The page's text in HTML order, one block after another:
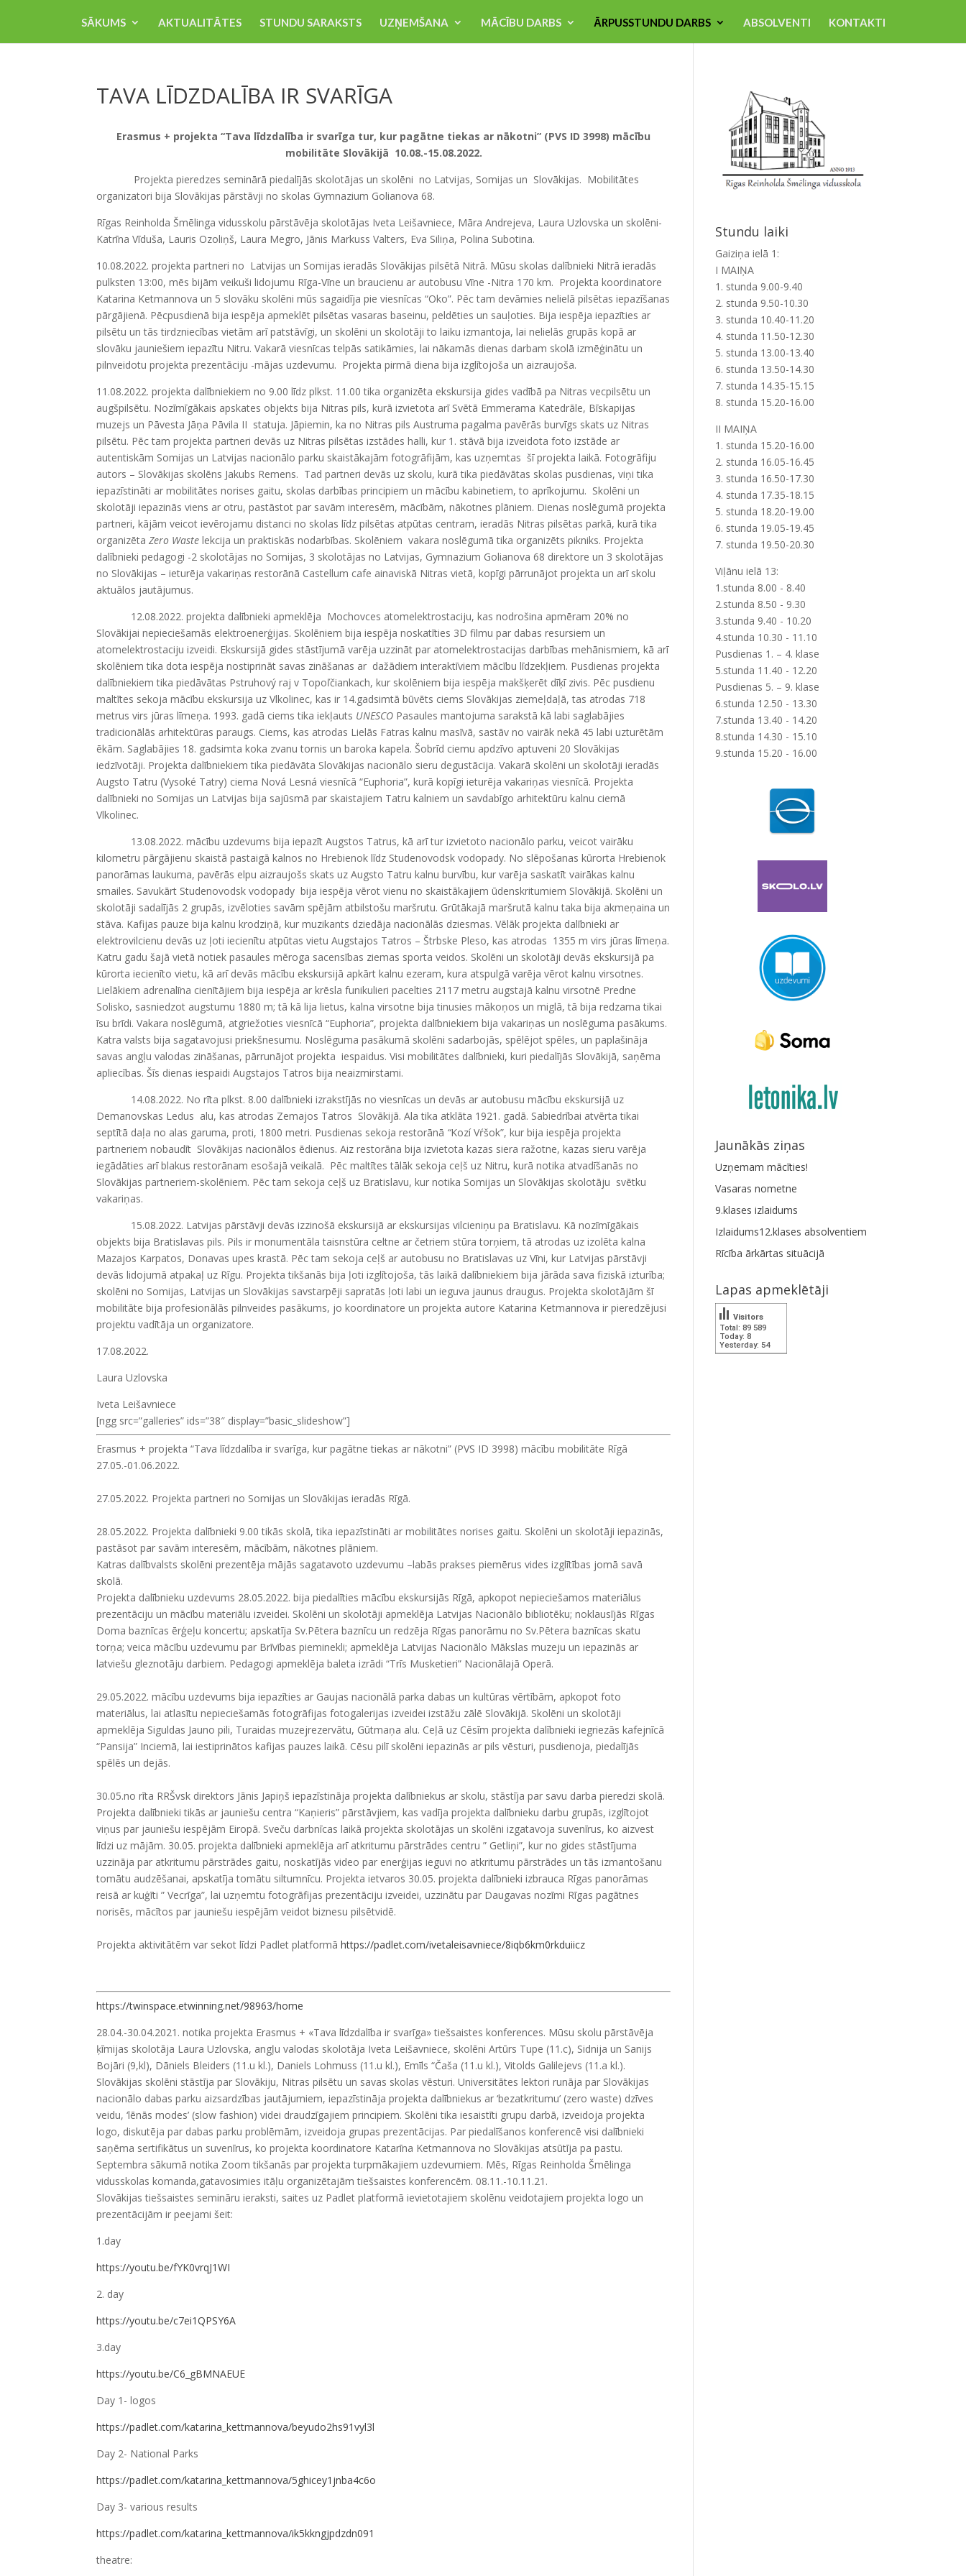
SĀKUMS AKTUALITĀTES STUNDU SARAKSTS UZŅEMŠANA MĀCĪBU DARBS ĀRPUSSTUNDU DARBS ABSOLVENTI KONTAKTI
TAVA LĪDZDALĪBA IR SVARĪGA
Erasmus + projekta “Tava līdzdalība ir svarīga tur, kur pagātne tiekas ar nākotni” (PVS ID 3998) mācību
mobilitāte Slovākijā 10.08.-15.08.2022.
Projekta pieredzes seminārā piedalījās skolotājas un skolēni no Latvijas, Somijas un Slovākijas. Mobilitātes
organizatori bija Slovākijas pārstāvji no skolas Gymnazium Golianova 68.
Rīgas Reinholda Šmēlinga vidusskolu pārstāvēja skolotājas Iveta Leišavniece, Māra Andrejeva, Laura Uzlovska un skolēni-
Katrīna Vīduša, Lauris Ozoliņš, Laura Megro, Jānis Markuss Valters, Eva Siliņa, Polina Subotina.
10.08.2022. projekta partneri no Latvijas un Somijas ieradās Slovākijas pilsētā Nitrā. Mūsu skolas dalībnieki Nitrā ieradās
pulksten 13:00, mēs bijām veikuši lidojumu Rīga-Vīne un braucienu ar autobusu Vīne -Nitra 170 km. Projekta koordinatore
Katarina Ketmannova un 5 slovāku skolēni mūs sagaidīja pie viesnīcas “Oko”. Pēc tam devāmies nelielā pilsētas iepazīšanas
pārgājienā. Pēcpusdienā bija iespēja apmeklēt pilsētas vasaras baseinu, peldēties un sauļoties. Bija iespēja iepazīties ar
pilsētu un tās tirdzniecības vietām arī patstāvīgi, un skolēni un skolotāji to laiku izmantoja, lai nelielās grupās kopā ar
slovāku jauniešiem iepazītu Nitru. Vakarā viesnīcas telpās satikāmies, lai nākamās dienas darbam skolā izmēģinātu un
pilnveidotu projekta prezentāciju -mājas uzdevumu. Projekta pirmā diena bija izglītojoša un aizraujoša.
11.08.2022. projekta dalībniekiem no 9.00 līdz plkst. 11.00 tika organizēta ekskursija gides vadībā pa Nitras vecpilsētu un
augšpilsētu. Nozīmīgākais apskates objekts bija Nitras pils, kurā izvietota arī Svētā Emmerama Katedrāle, Bīskapijas
muzejs un Pāvesta Jāņa Pāvila II statuja. Jāpiemin, ka no Nitras pils Austruma pagalma pavērās burvīgs skats uz Nitras
pilsētu. Pēc tam projekta partneri devās uz Nitras pilsētas izstādes halli, kur 1. stāvā bija izveidota foto izstāde ar
autentiskām Somijas un Latvijas nacionālo parku skaistākajām fotogrāfijām, kas uzņemtas šī projekta laikā. Fotogrāfiju
autors – Slovākijas skolēns Jakubs Remens. Tad partneri devās uz skolu, kurā tika piedāvātas skolas pusdienas, viņi tika
iepazīstināti ar mobilitātes norises gaitu, skolas darbības principiem un mācību kabinetiem, to aprīkojumu. Skolēni un
skolotāji iepazinās viens ar otru, pastāstot par savām interesēm, mācībām, nākotnes plāniem. Dienas noslēgumā projekta
partneri, kājām veicot ievērojamu distanci no skolas līdz pilsētas atpūtas centram, ieradās Nitras pilsētas parkā, kurā tika
organizētaZero Waste lekcija un praktiskās nodarbības. Skolēniem vakara noslēgumā tika organizēts pikniks. Projekta
dalībnieki pedagogi -2 skolotājas no Somijas, 3 skolotājas no Latvijas, Gymnazium Golianova 68 direktore un 3 skolotājas
no Slovākijas – ieturēja vakariņas restorānā Castellum cafe ainaviskā Nitras vietā, kopīgi pārrunājot projekta un arī skolu
aktuālos jautājumus.
12.08.2022. projekta dalībnieki apmeklēja Mochovces atomelektrostaciju, kas nodrošina apmēram 20% no
Slovākijai nepieciešamās elektroenerģijas. Skolēniem bija iespēja noskatīties 3D filmu par dabas resursiem un
atomelektrostaciju izveidi. Ekskursijā gides stāstījumā varēja uzzināt par atomelektrostacijas darbības mehānismiem, kā arī
skolēniem tika dota iespēja nostiprināt savas zināšanas ar dažādiem interaktīviem mācību līdzekļiem. Pusdienas projekta
dalībniekiem tika piedāvātas Pstruhový raj v Topoľčiankach, kur skolēniem bija iespēja makšķerēt dīķī zivis. Pēc pusdienu
maltītes sekoja mācību ekskursija uz Vlkolinec, kas ir 14.gadsimtā būvēts ciems Slovākijas ziemeļdaļā, tas atrodas 718
metrus virs jūras līmeņa. 1993. gadā ciems tika iekļauts UNESCO Pasaules mantojuma sarakstā kā labi saglabājies
tradicionālās arhitektūras paraugs. Ciems, kas atrodas Lielās Fatras kalnu masīvā, sastāv no vairāk nekā 45 labi uzturētām
ēkām. Saglabājies 18. gadsimta koka zvanu tornis un baroka kapela. Šobrīd ciemu apdzīvo aptuveni 20 Slovākijas
iedzīvotāji. Projekta dalībniekiem tika piedāvāta Slovākijas nacionālo sieru degustācija. Vakarā skolēni un skolotāji ieradās
Augsto Tatru (Vysoké Tatry) ciema Nová Lesná viesnīcā “Euphoria”, kurā kopīgi ieturēja vakariņas viesnīcā. Projekta
dalībnieki no Somijas un Latvijas bija sajūsmā par skaistajiem Tatru kalniem un savdabīgo arhitektūru kalnu ciemā
Vlkolinec.
13.08.2022. mācību uzdevums bija iepazīt Augstos Tatrus, kā arī tur izvietoto nacionālo parku, veicot vairāku
kilometru pārgājienu skaistā pastaigā kalnos no Hrebienok līdz Studenovodsk vodopady. No slēpošanas kūrorta Hrebienok
panorāmas laukuma, pavērās elpu aizraujošs skats uz Augsto Tatru kalnu burvību, kur varēja saskatīt vairākas kalnu
smailes. Savukārt Studenovodsk vodopady bija iespēja vērot vienu no skaistākajiem ūdenskritumiem Slovākijā. Skolēni un
skolotāji sadalījās 2 grupās, izvēloties savām spējām atbilstošu maršrutu. Grūtākajā maršrutā kalnu taka bija akmeņaina un
stāva. Kafijas pauze bija kalnu krodziņā, kur muzikants dziedāja nacionālās dziesmas. Vēlāk projekta dalībnieki ar
elektrovilcienu devās uz ļoti iecienītu atpūtas vietu Augstajos Tatros – Štrbske Pleso, kas atrodas 1355 m virs jūras līmeņa.
Katru gadu šajā vietā notiek pasaules mēroga sacensības ziemas sporta veidos. Skolēni un skolotāji devās ekskursijā pa
kūrorta iecienīto vietu, kā arī devās mācību ekskursijā apkārt kalnu ezeram, kura atspulgā varēja vērot kalnu virsotnes.
Lielākiem adrenalīna cienītājiem bija iespēja ar krēsla funikulieri pacelties 2117 metru augstajā kalnu virsotnē Predne
Solisko, sasniedzot augstumu 1880 m; tā kā lija lietus, kalna virsotne bija tinusies mākoņos un miglā, tā bija redzama tikai
īsu brīdi. Vakara noslēgumā, atgriežoties viesnīcā “Euphoria”, projekta dalībniekiem bija vakariņas un noslēguma pasākums.
Katra valsts bija sagatavojusi priekšnesumu. Noslēguma pasākumā skolēni sadarbojās, spēlējot spēles, un paplašināja
savas angļu valodas zināšanas, pārrunājot projekta iespaidus. Visi mobilitātes dalībnieki, kuri piedalījās Slovākijā, saņēma
apliecības. Šīs dienas iespaidi Augstajos Tatros bija neaizmirstami.
14.08.2022. No rīta plkst. 8.00 dalībnieki izrakstījās no viesnīcas un devās ar autobusu mācību ekskursijā uz
Demanovskas Ledus alu, kas atrodas Zemajos Tatros Slovākijā. Ala tika atklāta 1921. gadā. Sabiedrībai atvērta tikai
septītā daļa no alas garuma, proti, 1800 metri. Pusdienas sekoja restorānā “Kozí Vŕšok”, kur bija iespēja projekta
partneriem nobaudīt Slovākijas nacionālos ēdienus. Aiz restorāna bija izvietota kazas siera ražotne, kazas sieru varēja
iegādāties arī blakus restorānam esošajā veikalā. Pēc maltītes tālāk sekoja ceļš uz Nitru, kurā notika atvadīšanās no
Slovākijas partneriem-skolēniem. Pēc tam sekoja ceļš uz Bratislavu, kur notika Somijas un Slovākijas skolotāju svētku
vakariņas.
15.08.2022. Latvijas pārstāvji devās izzinošā ekskursijā ar ekskursijas vilcieniņu pa Bratislavu. Kā nozīmīgākais
objekts bija Bratislavas pils. Pils ir monumentāla taisnstūra celtne ar četriem stūra torņiem, tā atrodas uz izolēta kalna
Mazajos Karpatos, Donavas upes krastā. Pēc tam sekoja ceļš ar autobusu no Bratislavas uz Vīni, kur Latvijas pārstāvji
devās lidojumā atpakaļ uz Rīgu. Projekta tikšanās bija ļoti izglītojoša, tās laikā dalībniekiem bija jārāda sava fiziskā izturība;
skolēni no Somijas, Latvijas un Slovākijas savstarpēji sapratās ļoti labi un ieguva jaunus draugus. Projekta skolotājām šī
mobilitāte bija profesionālās pilnveides pasākums, jo koordinatore un projekta autore Katarina Ketmannova ir pieredzējusi
projektu vadītāja un organizatore.
17.08.2022.
Laura Uzlovska
Iveta Leišavniece
[ngg src=”galleries” ids=”38″ display=”basic_slideshow”]
Erasmus + projekta “Tava līdzdalība ir svarīga, kur pagātne tiekas ar nākotni” (PVS ID 3998) mācību mobilitāte Rīgā
27.05.-01.06.2022.
27.05.2022. Projekta partneri no Somijas un Slovākijas ieradās Rīgā.
28.05.2022. Projekta dalībnieki 9.00 tikās skolā, tika iepazīstināti ar mobilitātes norises gaitu. Skolēni un skolotāji iepazinās,
pastāsot par savām interesēm, mācībām, nākotnes plāniem.
Katras dalībvalsts skolēni prezentēja mājās sagatavoto uzdevumu –labās prakses piemērus vides izglītības jomā savā
skolā.
Projekta dalībnieku uzdevums 28.05.2022. bija piedalīties mācību ekskursijās Rīgā, apkopot nepieciešamos materiālus
prezentāciju un mācību materiālu izveidei. Skolēni un skolotāji apmeklēja Latvijas Nacionālo bibliotēku; noklausījās Rīgas
Doma baznīcas ērģeļu koncertu; apskatīja Sv.Pētera baznīcu un redzēja Rīgas panorāmu no Sv.Pētera baznīcas skatu
torņa; veica mācību uzdevumu par Brīvības pieminekli; apmeklēja Latvijas Nacionālo Mākslas muzeju un iepazinās ar
latviešu gleznotāju darbiem. Pedagogi apmeklēja baleta izrādi “Trīs Musketieri” Nacionālajā Operā.
29.05.2022. mācību uzdevums bija iepazīties ar Gaujas nacionālā parka dabas un kultūras vērtībām, apkopot foto
materiālus, lai atlasītu nepieciešamās fotogrāfijas fotogalerijas izveidei izstāžu zālē Slovākijā. Skolēni un skolotāji
apmeklēja Siguldas Jauno pili, Turaidas muzejrezervātu, Gūtmaņa alu. Ceļā uz Cēsīm projekta dalībnieki iegriezās kafejnīcā
“Pansija” Inciemā, lai iestiprinātos kafijas pauzes laikā. Cēsu pilī skolēni iepazinās ar pils vēsturi, pusdienoja, piedalījās
spēlēs un dejās.
30.05.no rīta RRŠvsk direktors Jānis Japiņš iepazīstināja projekta dalībniekus ar skolu, stāstīja par savu darba pieredzi skolā.
Projekta dalībnieki tikās ar jauniešu centra “Kaņieris” pārstāvjiem, kas vadīja projekta dalībnieku darbu grupās, izglītojot
viņus par jauniešu iespējām Eiropā. Sveču darbnīcas laikā projekta skolotājas un skolēni izgatavoja suvenīrus, ko aizvest
līdzi uz mājām. 30.05. projekta dalībnieki apmeklēja arī atkritumu pārstrādes centru ” Getliņi”, kur no gides stāstījuma
uzzināja par atkritumu pārstrādes gaitu, noskatījās video par enerģijas ieguvi no atkritumu pārstrādes un tās izmantošanu
tomātu audzēšanai, apskatīja tomātu siltumnīcu. Projekta ietvaros 30.05. projekta dalībnieki izbrauca Rīgas panorāmas
reisā ar kuģīti ” Vecrīga”, lai uzņemtu fotogrāfijas prezentāciju izveidei, uzzinātu par Daugavas nozīmi Rīgas pagātnes
norisēs, mācītos par jauniešu iespējām veidot biznesu pilsētvidē.
Projekta aktivitātēm var sekot līdzi Padlet platformāhttps://padlet.com/ivetaleisavniece/8iqb6km0rkduiicz
https://twinspace.etwinning.net/98963/home
28.04.-30.04.2021. notika projekta Erasmus + «Tava līdzdalība ir svarīga» tiešsaistes konferences. Mūsu skolu pārstāvēja
ķīmijas skolotāja Laura Uzlovska, angļu valodas skolotāja Iveta Leišavniece, skolēni Artūrs Tupe (11.c), Sidnija un Sanijs
Bojāri (9,kl), Dāniels Bleiders (11.u kl.), Daniels Lohmuss (11.u kl.), Emīls “Čaša (11.u kl.), Vitolds Galilejevs (11.a kl.).
Slovākijas skolēni stāstīja par Slovākiju, Nitras pilsētu un savas skolas vēsturi. Universitātes lektori runāja par Slovākijas
nacionālo dabas parku aizsardzības jautājumiem, iepazīstināja projekta dalībniekus ar ‘bezatkritumu’ (zero waste) dzīves
veidu, ‘lēnās modes’ (slow fashion) videi draudzīgajiem principiem. Skolēni tika iesaistīti grupu darbā, izveidoja projekta
logo, diskutēja par dabas parku problēmām, izveidoja grupas prezentācijas. Par piedalīšanos konferencē visi dalībnieki
saņēma sertifikātus un suvenīrus, ko projekta koordinatore Katarīna Ketmannova no Slovākijas atsūtīja pa pastu.
Septembra sākumā notika Zoom tikšanās par projekta turpmākajiem uzdevumiem. Mēs, Rīgas Reinholda Šmēlinga
vidusskolas komanda,gatavosimies itāļu organizētajām tiešsaistes konferencēm. 08.11.-10.11.21.
Slovākijas tiešsaistes semināru ieraksti, saites uz Padlet platformā ievietotajiem skolēnu veidotajiem projekta logo un
prezentācijām ir peejami šeit:
1.day
https://youtu.be/fYK0vrqJ1WI
2. day
https://youtu.be/c7ei1QPSY6A
3.day
https://youtu.be/C6_gBMNAEUE
Day 1- logos
https://padlet.com/katarina_kettmannova/beyudo2hs91vyl3l
Day 2- National Parks
https://padlet.com/katarina_kettmannova/5ghicey1jnba4c6o
Day 3- various results
https://padlet.com/katarina_kettmannova/ik5kkngjpdzdn091
theatre:
Stundu laiki
Gaiziņa ielā 1:
I MAIŅA
1. stunda 9.00-9.40
2. stunda 9.50-10.30
3. stunda 10.40-11.20
4. stunda 11.50-12.30
5. stunda 13.00-13.40
6. stunda 13.50-14.30
7. stunda 14.35-15.15
8. stunda 15.20-16.00
II MAIŅA
1. stunda 15.20-16.00
2. stunda 16.05-16.45
3. stunda 16.50-17.30
4. stunda 17.35-18.15
5. stunda 18.20-19.00
6. stunda 19.05-19.45
7. stunda 19.50-20.30
Viļānu ielā 13:
1.stunda 8.00 - 8.40
2.stunda 8.50 - 9.30
3.stunda 9.40 - 10.20
4.stunda 10.30 - 11.10
Pusdienas 1. – 4. klase
5.stunda 11.40 - 12.20
Pusdienas 5. – 9. klase
6.stunda 12.50 - 13.30
7.stunda 13.40 - 14.20
8.stunda 14.30 - 15.10
9.stunda 15.20 - 16.00
Jaunākās ziņas
Uzņemam mācīties!
Vasaras nometne
9.klases izlaidums
Izlaidums12.klases absolventiem
Rīcība ārkārtas situācijā
Lapas apmeklētāji
Total: 89 589
Today: 8
Yesterday: 54
Visitors